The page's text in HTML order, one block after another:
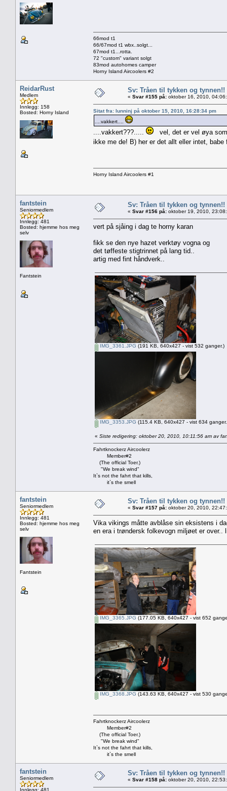
66mod t1
66/67mod t1 wbx..solgt...
67mod t1...rotta.
72 "custom" variant solgt
83mod autohomes camper
Horny Island Aircoolers #2
ReidarRust
Medlem
Innlegg: 158
Bosted: Horny Island
Sv: Tråen til tykken og tynnen!!
« Svar #155 på: oktober 16, 2010,
Sitat fra: lunninj på oktober 15, 2010, 16:28:34 pm
....vakkert....
....vakkert???.....
vel, det er vel øya
ikke me de! B) her er det allt eller intet,
Horny Island Aircoolers #1
fantstein
Seniormedlem
Innlegg: 481
Bosted: hjemme hos meg
selv
Fantstein
Sv: Tråen til tykken og tynnen!!
« Svar #156 på: oktober 19, 2010,
vert på sjåing i dag te horny karan
fikk se den nye hazet verktøy vogna og
det tøffeste stigtrinnet på lang tid..
artig med fint håndverk..
IMG_3361.JPG (191 KB, 640x427 - vist 532 ganger.)
IMG_3353.JPG (115.4 KB, 640x427 - vist 634
« Siste redigering: oktober 20, 2010, 10:11:56 am av
Fahrtknockerz Aircoolerz
Member#2
(The official Toer.)
"We break wind"
It`s not the fahrt that kills,
it`s the smell
fantstein
Seniormedlem
Innlegg: 481
Bosted: hjemme hos meg
selv
Fantstein
Sv: Tråen til tykken og tynnen!!
« Svar #157 på: oktober 20, 2010,
Vika vikings måtte avblåse sin eksistens i
en era i trøndersk folkevogn miljøet er over..
IMG_3365.JPG (177.05 KB, 640x427 - vist 652
IMG_3368.JPG (143.63 KB, 640x427 - vist 530
Fahrtknockerz Aircoolerz
Member#2
(The official Toer.)
"We break wind"
It`s not the fahrt that kills,
it`s the smell
fantstein
Seniormedlem
Innlegg: 481
Sv: Tråen til tykken og tynnen!!
« Svar #158 på: oktober 20, 2010,